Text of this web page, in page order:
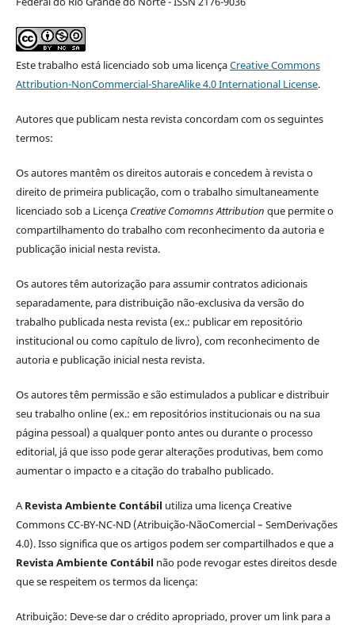
Este trabalho está licenciado sob uma licençaCreative Commons
Attribution-NonCommercial-ShareAlike 4.0 International License.
Autores que publicam nesta revista concordam com os seguintes
termos:
Os autores mantêm os direitos autorais e concedem à revista o
direito de primeira publicação, com o trabalho simultaneamente
licenciado sob a Licença Creative Comomns Attribution que permite o
compartilhamento do trabalho com reconhecimento da autoria e
publicação inicial nesta revista.
Os autores têm autorização para assumir contratos adicionais
separadamente, para distribuição não-exclusiva da versão do
trabalho publicada nesta revista (ex.: publicar em repositório
institucional ou como capítulo de livro), com reconhecimento de
autoria e publicação inicial nesta revista.
Os autores têm permissão e são estimulados a publicar e distribuir
seu trabalho online (ex.: em repositórios institucionais ou na sua
página pessoal) a qualquer ponto antes ou durante o processo
editorial, já que isso pode gerar alterações produtivas, bem como
aumentar o impacto e a citação do trabalho publicado.
ARevista Ambiente Contábil utiliza uma licença Creative
Commons CC-BY-NC-ND (Atribuição-NãoComercial – SemDerivações
4.0). Isso significa que os artigos podem ser compartilhados e que a
Revista Ambiente Contábil não pode revogar estes direitos desde
que se respeitem os termos da licença:
Atribuição: Deve-se dar o crédito apropriado, prover um link para a